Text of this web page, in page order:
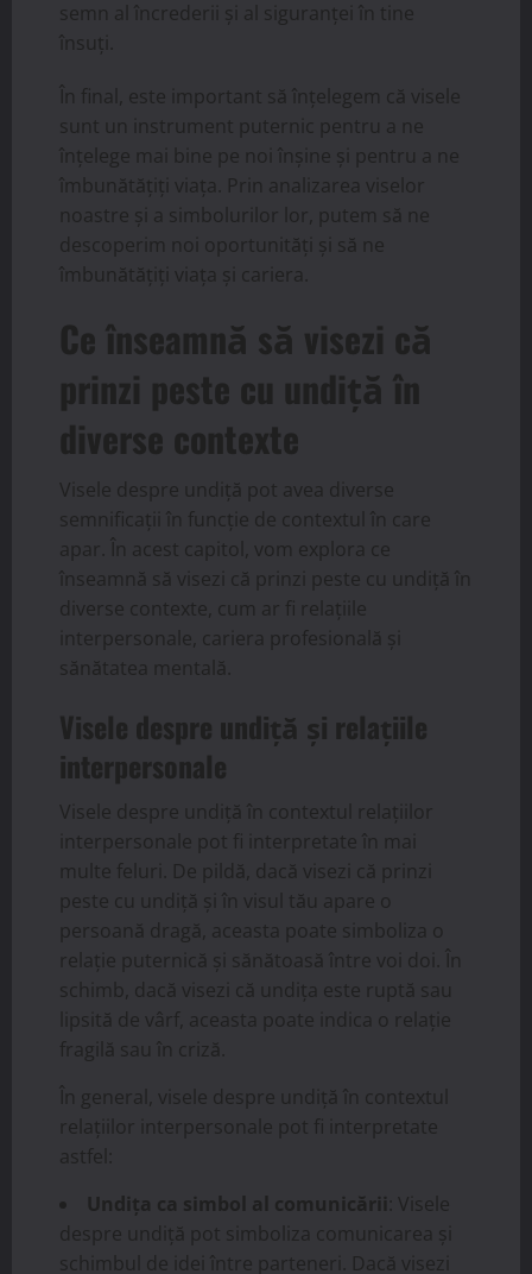
semn al încrederii și al siguranței în tine
însuți.
În final, este important să înțelegem că visele
sunt un instrument puternic pentru a ne
înțelege mai bine pe noi înșine și pentru a ne
îmbunătățiți viața. Prin analizarea viselor
noastre și a simbolurilor lor, putem să ne
descoperim noi oportunități și să ne
îmbunătățiți viața și cariera.
Ce înseamnă să visezi că
prinzi peste cu undiță în
diverse contexte
Visele despre undiță pot avea diverse
semnificații în funcție de contextul în care
apar. În acest capitol, vom explora ce
înseamnă să visezi că prinzi peste cu undiță în
diverse contexte, cum ar fi relațiile
interpersonale, cariera profesională și
sănătatea mentală.
Visele despre undiță și relațiile
interpersonale
Visele despre undiță în contextul relațiilor
interpersonale pot fi interpretate în mai
multe feluri. De pildă, dacă visezi că prinzi
peste cu undiță și în visul tău apare o
persoană dragă, aceasta poate simboliza o
relație puternică și sănătoasă între voi doi. În
schimb, dacă visezi că undița este ruptă sau
lipsită de vârf, aceasta poate indica o relație
fragilă sau în criză.
În general, visele despre undiță în contextul
relațiilor interpersonale pot fi interpretate
astfel:
Undița ca simbol al comunicării : Visele
despre undiță pot simboliza comunicarea și
schimbul de idei între parteneri. Dacă visezi